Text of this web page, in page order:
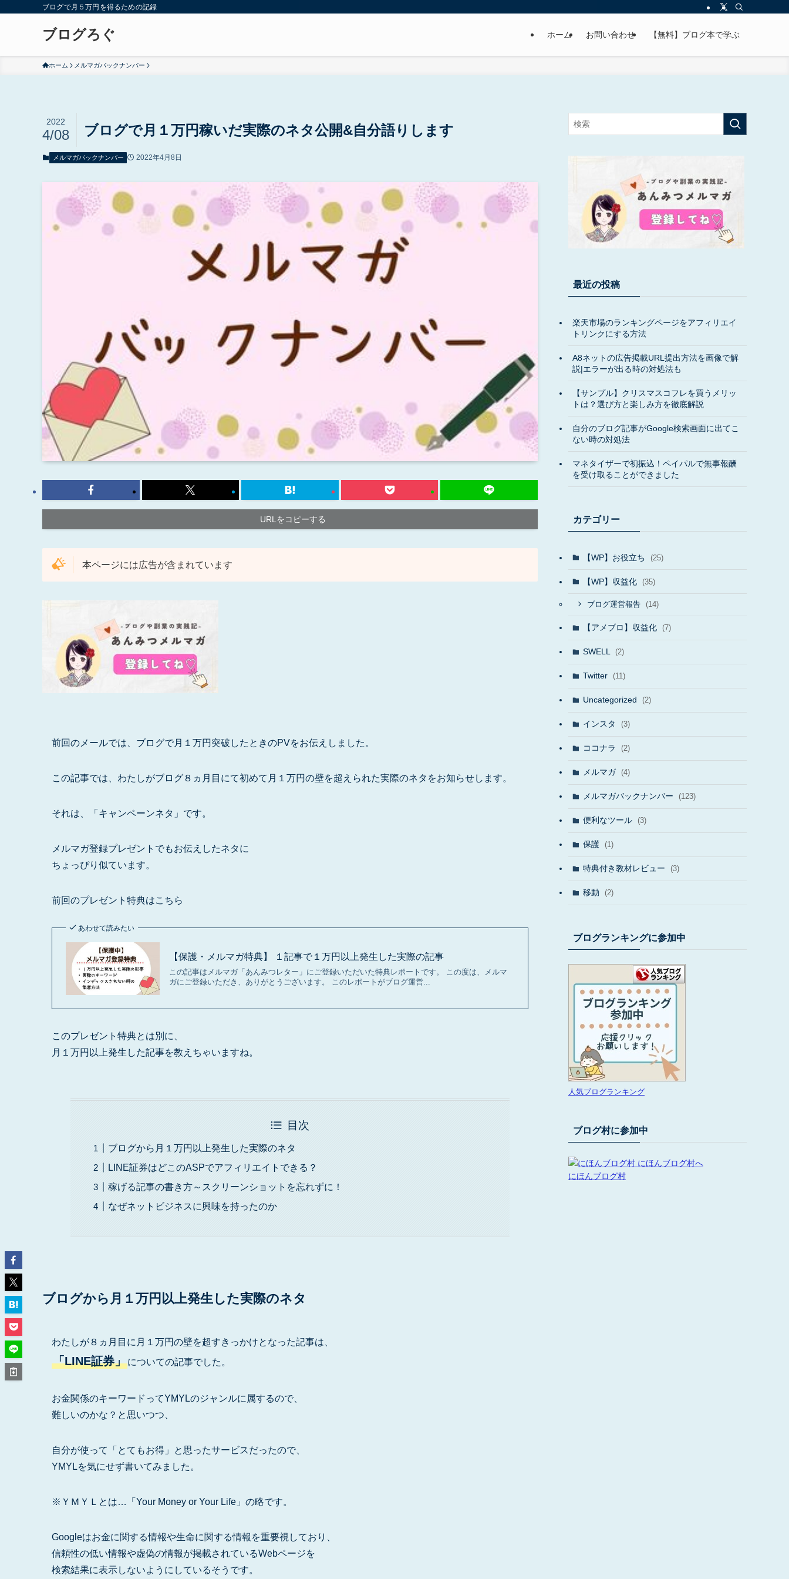
ブログで月５万円を得るための記録
ブログろぐ ホーム お問い合わせ 【無料】ブログ本で学ぶ
ホーム メルマガバックナンバー
ブログで月１万円稼いだ実際のネタ公開&自分語りします
2022
4/08
メルマガバックナンバー 2022年4月8日
URLをコピーする
本ページには広告が含まれています
前回のメールでは、ブログで月１万円突破したときのPVをお伝えしました。
この記事では、わたしがブログ８ヵ月目にて初めて月１万円の壁を超えられた実際のネタをお知らせします。
それは、「キャンペーンネタ」です。
メルマガ登録プレゼントでもお伝えしたネタに
ちょっぴり似ています。
前回のプレゼント特典はこちら
あわせて読みたい
【保護・メルマガ特典】 １記事で１万円以上発生した実際の記事
この記事はメルマガ「あんみつレター」にご登録いただいた特典レポートです。 この度は、メルマ
ガにご登録いただき、ありがとうございます。 このレポートがブログ運営...
このプレゼント特典とは別に、
月１万円以上発生した記事を教えちゃいますね。
目次
ブログから月１万円以上発生した実際のネタ
LINE証券はどこのASPでアフィリエイトできる？
稼げる記事の書き方～スクリーンショットを忘れずに！
なぜネットビジネスに興味を持ったのか
ブログから月１万円以上発生した実際のネタ
わたしが８ヵ月目に月１万円の壁を超すきっかけとなった記事は、
「LINE証券」についての記事でした。
お金関係のキーワードってYMYLのジャンルに属するので、
難しいのかな？と思いつつ、
自分が使って「とてもお得」と思ったサービスだったので、
YMYLを気にせず書いてみました。
※ＹＭＹＬとは…「Your Money or Your Life」の略です。
Googleはお金に関する情報や生命に関する情報を重要視しており、
信頼性の低い情報や虚偽の情報が掲載されているWebページを
検索結果に表示しないようにしているそうです。
最近の投稿
楽天市場のランキングページをアフィリエイ
トリンクにする方法
A8ネットの広告掲載URL提出方法を画像で解
説|エラーが出る時の対処法も
【サンプル】クリスマスコフレを買うメリッ
トは？選び方と楽しみ方を徹底解説
自分のブログ記事がGoogle検索画面に出てこ
ない時の対処法
マネタイザーで初振込！ペイパルで無事報酬
を受け取ることができました
カテゴリー
【WP】お役立ち (25)
【WP】収益化 (35)
ブログ運営報告 (14)
【アメブロ】収益化 (7)
SWELL (2)
Twitter (11)
Uncategorized (2)
インスタ (3)
ココナラ (2)
メルマガ (4)
メルマガバックナンバー (123)
便利なツール (3)
保護 (1)
特典付き教材レビュー (3)
移動 (2)
ブログランキングに参加中
人気ブログランキング
ブログ村に参加中
にほんブログ村